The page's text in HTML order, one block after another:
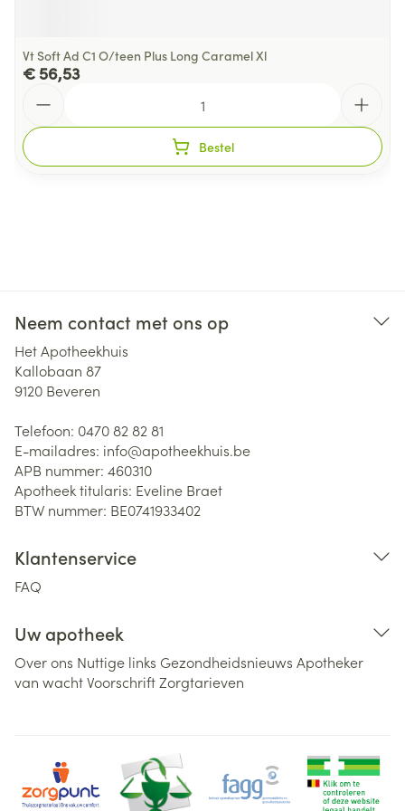
Vt Soft Ad C1 O/teen Plus Long Caramel Xl
€ 56,53
Bestel
Neem contact met ons op
Het Apotheekhuis
Kallobaan 87
9120 Beveren
Telefoon: 0470 82 82 81
E-mailadres: info@apotheekhuis.be
APB nummer: 460310
Apotheek titularis: Eveline Braet
BTW nummer: BE0741933402
Klantenservice
FAQ
Uw apotheek
Over ons Nuttige links Gezondheidsnieuws Apotheker
van wachtVoorschriftZorgtarieven